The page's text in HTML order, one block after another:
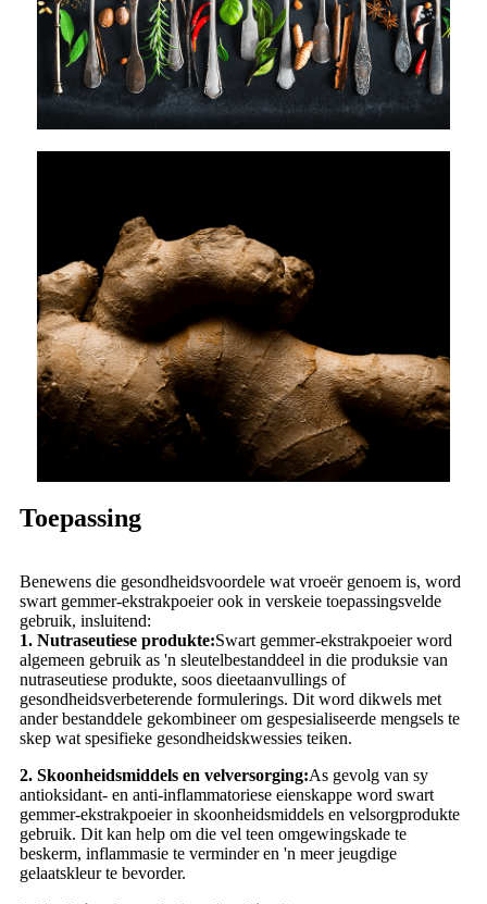
Toepassing
Benewens die gesondheidsvoordele wat vroeër genoem is, word
swart gemmer-ekstrakpoeier ook in verskeie toepassingsvelde
gebruik, insluitend:
1. Nutraseutiese produkte:Swart gemmer-ekstrakpoeier word
algemeen gebruik as 'n sleutelbestanddeel in die produksie van
nutraseutiese produkte, soos dieetaanvullings of
gesondheidsverbeterende formulerings. Dit word dikwels met
ander bestanddele gekombineer om gespesialiseerde mengsels te
skep wat spesifieke gesondheidskwessies teiken.
2. Skoonheidsmiddels en velversorging:As gevolg van sy
antioksidant- en anti-inflammatoriese eienskappe word swart
gemmer-ekstrakpoeier in skoonheidsmiddels en velsorgprodukte
gebruik. Dit kan help om die vel teen omgewingskade te
beskerm, inflammasie te verminder en 'n meer jeugdige
gelaatskleur te bevorder.